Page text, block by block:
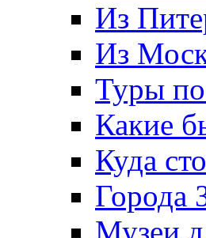
Из
Из
Туры по
Какие
Куда
Города